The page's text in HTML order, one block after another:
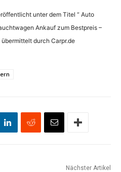
unter dem Titel “ Auto
Ankauf zum Bestpreis –
durch Carpr.de
Nächster Artikel